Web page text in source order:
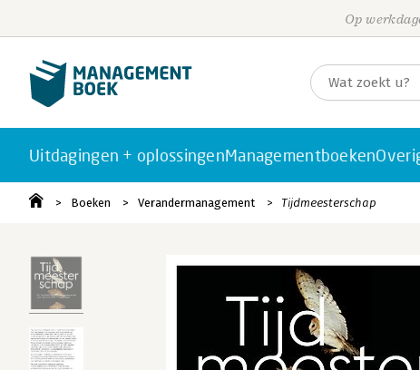
Op
Uitdagingen + oplossingenManagementboeken
Boeken Verandermanagement Tijdmeesterschap